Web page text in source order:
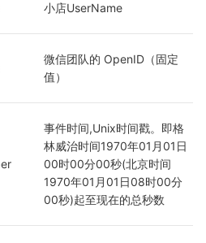
小店UserName
微信团队的 OpenID（固定
值）
事件时间,Unix时间戳。即格
林威治时间1970年01月01日
00时00分00秒(北京时间
1970年01月01日08时00分
00秒)起至现在的总秒数